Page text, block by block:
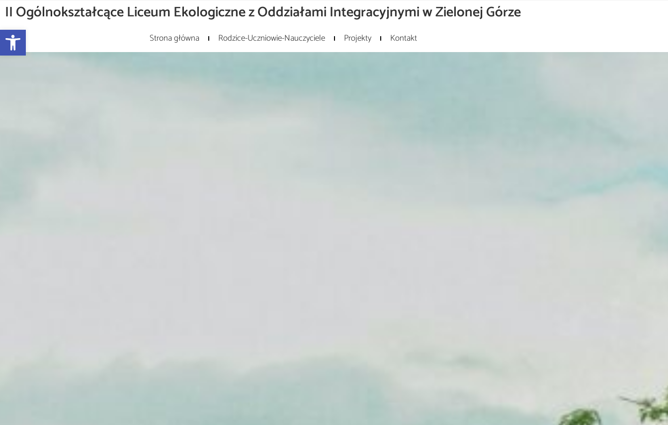
Otwórz pasek narzędzi
II Ogólnokształcące Liceum Ekologiczne z Oddziałami Integracyjnymi w Zielonej Górze
Strona główna Rodzice-Uczniowie-Nauczyciele Projekty Kontakt